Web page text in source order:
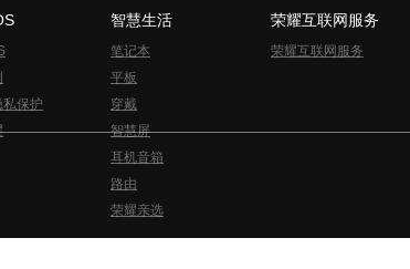
保护
智慧生活
笔记本
平板
穿戴
智慧屏
耳机音箱
路由
荣耀亲选
荣耀互联网服务
荣耀互联网服务